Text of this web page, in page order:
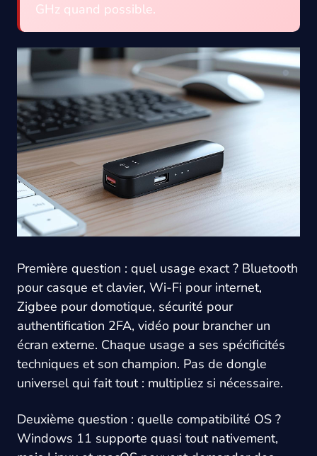
GHz quand possible.
Première question : quel usage exact ? Bluetooth
pour casque et clavier, Wi-Fi pour internet,
Zigbee pour domotique, sécurité pour
authentification 2FA, vidéo pour brancher un
écran externe. Chaque usage a ses spécificités
techniques et son champion. Pas de dongle
universel qui fait tout : multipliez si nécessaire.
Deuxième question : quelle compatibilité OS ?
Windows 11 supporte quasi tout nativement,